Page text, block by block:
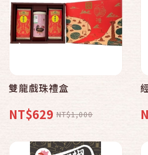
雙龍戲珠禮盒
NT$629 NT$1,000